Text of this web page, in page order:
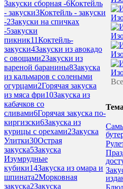
Закуски сборная -6Коктейль
- закуски3Коктейль - закуски
-2Закуски на спичках
-5закуски
пикник11Коктейль-
закуски4Закуски из авокадо
с овощами2Закуски из
вареной баранины8Закуска
из кальмаров с солеными
огурцами2Горячая закуска
из мяса фри10Закуска из
кабачков со
сливами6Горячая закуска по-
киргизски6Закуска из
курицы с орехами2Закуска
Улитки30Острая
закуска5Закуска
Изумрудные
кубики14Закуска из омара и
шпината2Морковная
закуска2Закуска